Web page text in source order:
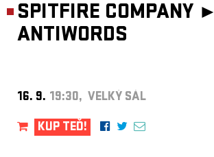
SPITFIRE COMPANY ►
ANTIWORDS
16. 9. 19:30, VELKÝ SÁL
KUP TEĎ!